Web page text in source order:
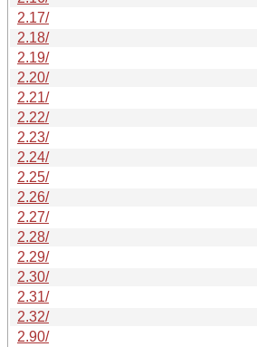
2.17/
2.18/
2.19/
2.20/
2.21/
2.22/
2.23/
2.24/
2.25/
2.26/
2.27/
2.28/
2.29/
2.30/
2.31/
2.32/
2.90/